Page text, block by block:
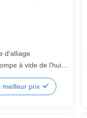
d'alliage
à vide de l'huile
meilleur prix